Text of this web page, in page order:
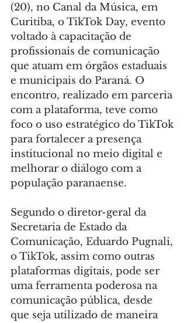
(20), no Canal da Música, em
Curitiba, o TikTok Day, evento
voltado à capacitação de
profissionais de comunicação
que atuam em órgãos estaduais
e municipais do Paraná. O
encontro, realizado em parceria
com a plataforma, teve como
foco o uso estratégico do TikTok
para fortalecer a presença
institucional no meio digital e
melhorar o diálogo com a
população paranaense.
Segundo o diretor-geral da
Secretaria de Estado da
Comunicação, Eduardo Pugnali,
o TikTok, assim como outras
plataformas digitais, pode ser
uma ferramenta poderosa na
comunicação pública, desde
que seja utilizado de maneira